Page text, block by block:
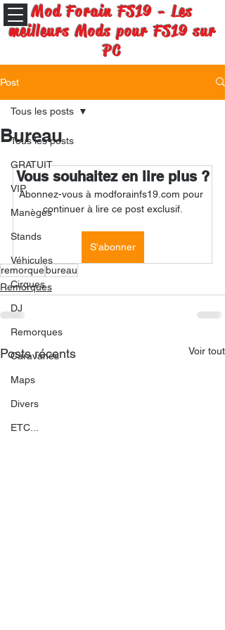
Mod Forain FS19 - Les
meilleurs Mods pour FS19 sur
PC
Post
Tous les posts
GRATUIT
VIP
Manèges
Stands
Véhicules
Cirques
DJ
Remorques
Caravanes
Maps
Divers
ETC...
Tous les posts
Bureau
Vous souhaitez en lire plus ?
Abonnez-vous à modforainfs19.com pour
continuer à lire ce post exclusif.
S'abonner
remorquebureau
Remorques
Posts récents Voir tout